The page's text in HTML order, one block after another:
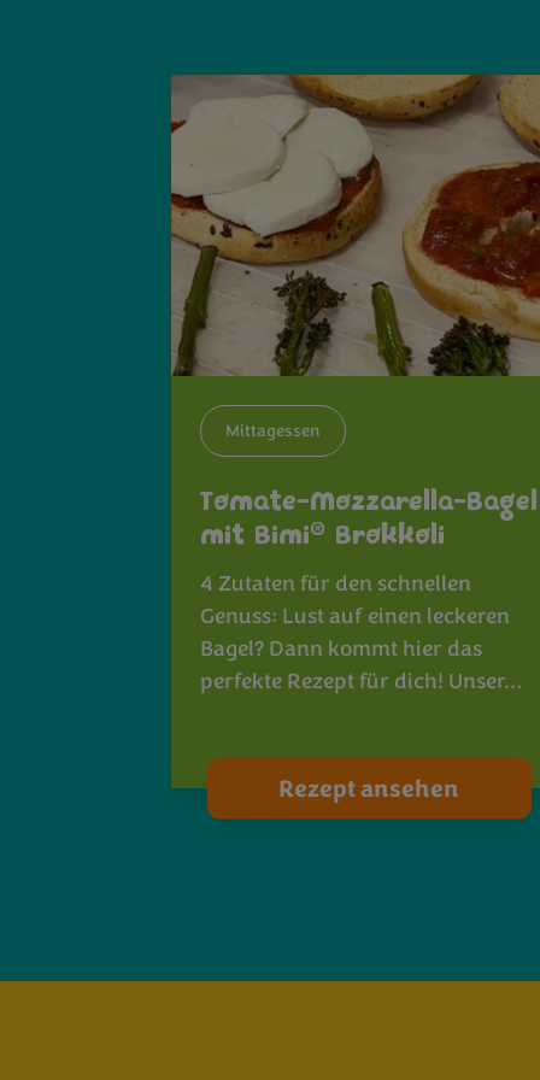
Mittagessen
Tomate-Mozzarella-Bagel
mit Bimi® Brokkoli
4 Zutaten für den schnellen
Genuss: Lust auf einen leckeren
Bagel? Dann kommt hier das
perfekte Rezept für dich! Unser…
Rezept ansehen